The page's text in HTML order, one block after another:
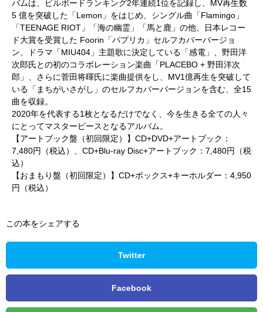
バムは、ビルボードランキング2年連続1位を記録し、MV再生数
5 億を突破した「Lemon」をはじめ、シングル曲「Flamingo」
「TEENAGE RIOT」「海の幽霊」「馬と鹿」の他、日本レコー
ド大賞を受賞した Foorin「パプリカ」セルフカバーバージョ
ン、ドラマ「MIU404」主題歌に決定している「感電」、野田洋
次郎氏との初のコラボレーション楽曲「PLACEBO + 野田洋次
郎」、さらに菅田将暉氏に楽曲提供をし、MV1億再生を突破して
いる「まちがいさがし」のセルフカバーバージョンを含む、全15
曲を収録。
2020年を代表する1枚となるだけでなく、今を生きる全ての人々
にとってマスターピースとなるアルバム。
【アートブック盤（初回限定）】CD+DVD+アートブック：
7,480円（税込）、CD+Blu-ray Disc+アートブック：7,480円（税
込）
【おまもり盤（初回限定）】CD+ボックス+キーホルダー：4,950
円（税込）
この本をシェアする
Twitter
Facebook